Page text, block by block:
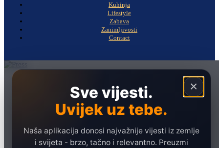
Kuhinja
Lifestyle
Zabava
Zanimljivosti
Contact
×
Sve vijesti.
Uvijek uz tebe.
Naša aplikacija donosi najvažnije vijesti iz zemlje
i svijeta - brzo, tačno i relevantno. Preuzmi
Ekonomija